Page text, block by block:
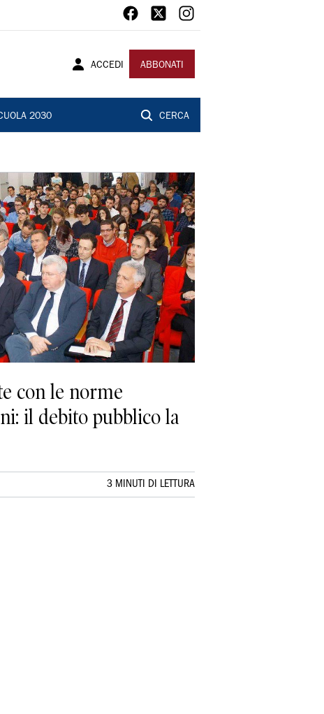
ACCEDI ABBONATI
2030 CERCA
con le norme
il debito pubblico la
3 MINUTI DI LETTURA